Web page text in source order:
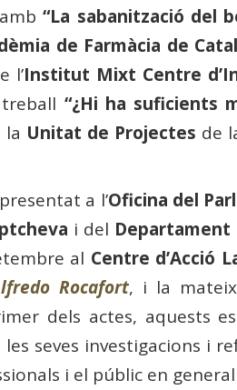
“La sabanització del
de Farmàcia de
l’Institut Mixt Centre
“¿Hi ha suficients
la Unitat de Projectes de
a l’Oficina del
i del Departament
al Centre d’Acció
Rocafort, i la
dels actes, aquests
seves investigacions i
i el públic en